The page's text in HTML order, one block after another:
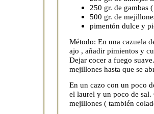
250 gr. de gambas
500 gr. de
pimentón dulce y
Método: En una cazuela
ajo , añadir pimientos y
Dejar cocer a fuego
mejillones hasta que se
En un cazo con un poco
el laurel y un poco de
mejillones ( también